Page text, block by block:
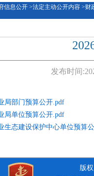
信息公开 >法定主动公开内容 >财
发布时间:
局部门预算公开.pdf
局单位预算公开.pdf
生态建设保护中心单位预算
版